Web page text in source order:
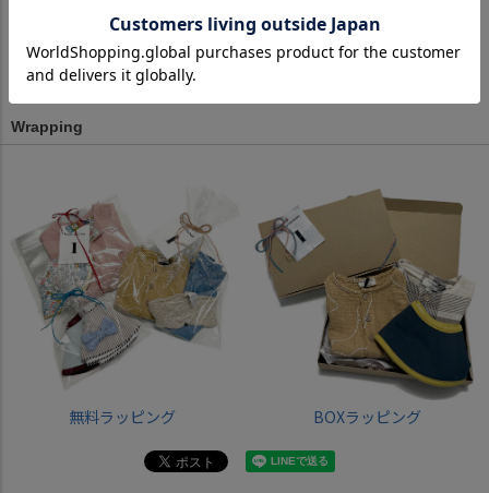
ピンク
Wrapping
無料ラッピング BOXラッピング